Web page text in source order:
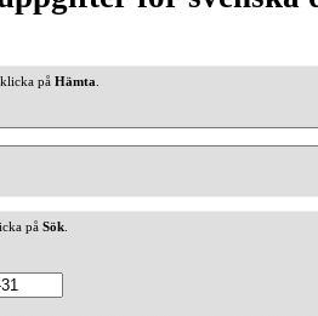
på Hämta
på Sök